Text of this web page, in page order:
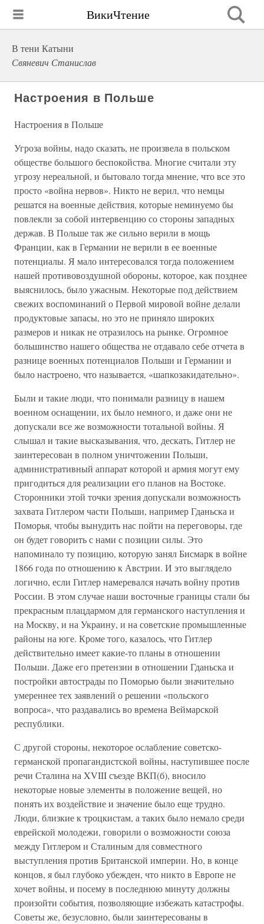
ВикиЧтение
В тени Катыни
Свяневич Станислав
Настроения в Польше
Настроения в Польше
Угроза войны, надо сказать, не произвела в польском
обществе большого беспокойства. Многие считали эту
угрозу нереальной, и бытовало тогда мнение, что все это
просто «война нервов». Никто не верил, что немцы
решатся на военные действия, которые неминуемо бы
повлекли за собой интервенцию со стороны западных
держав. В Польше так же сильно верили в мощь
Франции, как в Германии не верили в ее военные
потенциалы. Я мало интересовался тогда положением
нашей противовоздушной обороны, которое, как позднее
выяснилось, было ужасным. Некоторые под действием
свежих воспоминаний о Первой мировой войне делали
продуктовые запасы, но это не приняло широких
размеров и никак не отразилось на рынке. Огромное
большинство нашего общества не отдавало себе отчета в
разнице военных потенциалов Польши и Германии и
было настроено, что называется, «шапкозакидательно».
Были и такие люди, что понимали разницу в нашем
военном оснащении, их было немного, и даже они не
допускали все же возможности тотальной войны. Я
слышал и такие высказывания, что, дескать, Гитлер не
заинтересован в полном уничтожении Польши,
административный аппарат которой и армия могут ему
пригодиться для реализации его планов на Востоке.
Сторонники этой точки зрения допускали возможность
захвата Гитлером части Польши, например Гданьска и
Поморья, чтобы вынудить нас пойти на переговоры, где
он будет говорить с нами с позиции силы. Это
напоминало ту позицию, которую занял Бисмарк в войне
1866 года по отношению к Австрии. И это выглядело
логично, если Гитлер намеревался начать войну против
России. В этом случае наши восточные границы стали бы
прекрасным плацдармом для германского наступления и
на Москву, и на Украину, и на советские промышленные
районы на юге. Кроме того, казалось, что Гитлер
действительно имеет какие-то планы в отношении
Польши. Даже его претензии в отношении Гданьска и
постройки автострады по Поморью были значительно
умереннее тех заявлений о решении «польского
вопроса», что раздавались во времена Веймарской
республики.
С другой стороны, некоторое ослабление советско-
германской пропагандистской войны, наступившее после
речи Сталина на XVIII съезде ВКП(б), вносило
некоторые новые элементы в положение вещей, но
понять их воздействие и значение было еще трудно.
Люди, близкие к троцкистам, а таких было немало среди
еврейской молодежи, говорили о возможности союза
между Гитлером и Сталиным для совместного
выступления против Британской империи. Но, в конце
концов, я был глубоко убежден, что никто в Европе не
хочет войны, и посему в последнюю минуту должны
произойти события, позволяющие избежать катастрофы.
Советы же, безусловно, были заинтересованы в